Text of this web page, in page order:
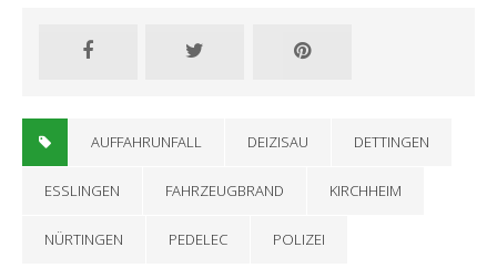
AUFFAHRUNFALL DEIZISAU DETTINGEN
ESSLINGEN FAHRZEUGBRAND KIRCHHEIM
NÜRTINGEN PEDELEC POLIZEI